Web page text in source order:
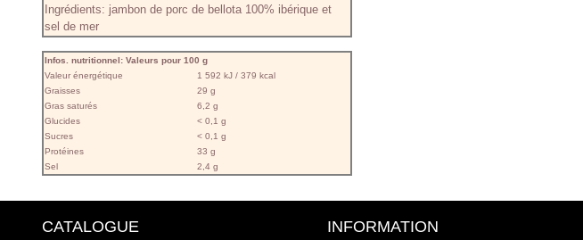
Ingrédients: jambon de porc de bellota 100% ibérique et
sel de mer
Infos. nutritionnel: Valeurs pour 100 g
Valeur énergétique
1 592 kJ / 379 kcal
Graisses
29 g
Gras saturés
6,2 g
Glucides
< 0,1 g
Sucres
< 0,1 g
Protéines
33 g
Sel
2,4 g
CATALOGUE INFORMATION